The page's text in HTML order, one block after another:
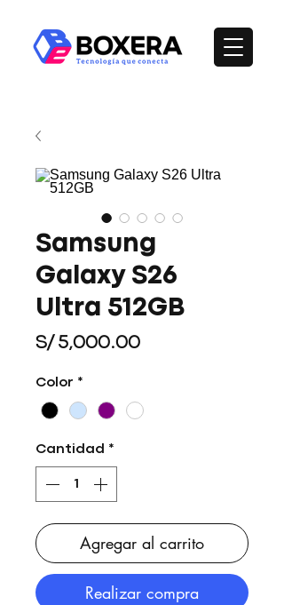
Samsung
Galaxy S26
Ultra 512GB
S/ 5,000.00Precio
Color *
Cantidad *
Agregar al carrito
Realizar compra